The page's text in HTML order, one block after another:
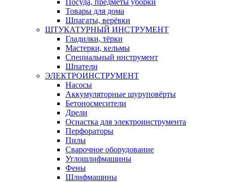
Посуда, предметы уборки
Товары для дома
Шпагаты, верёвки
ШТУКАТУРНЫЙ ИНСТРУМЕНТ
Гладилки, тёрки
Мастерки, кельмы
Специальный инструмент
Шпатели
ЭЛЕКТРОИНСТРУМЕНТ
Насосы
Аккумуляторные шуруповёрты
Бетоносмесители
Дрели
Оснастка для электроинструмента
Перфораторы
Пилы
Сварочное оборудование
Углошлифмашины
Фены
Шлифмашины